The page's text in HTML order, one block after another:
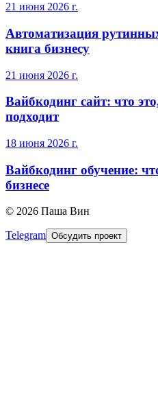
21 июня 2026 г.
Автоматизация
книга бизнесу
21 июня 2026 г.
Вайбкодинг сайт: что
подходит
18 июня 2026 г.
Вайбкодинг обучение:
бизнесе
© 2026 Паша Вин
Telegram Обсудить проект